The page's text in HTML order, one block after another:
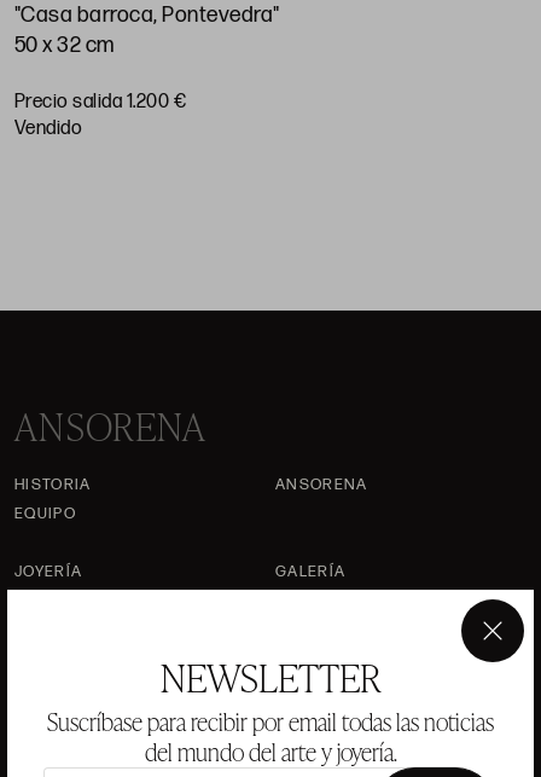
NEWSLETTER
Suscríbase para recibir por email todas las noticias
del mundo del arte y joyería.
×
"Casa barroca, Pontevedra"
50 x 32 cm
Precio salida 1.200 €
vendido
ANSORENA
HISTORIA
ANSORENA
EQUIPO
JOYERÍA
GALERÍA